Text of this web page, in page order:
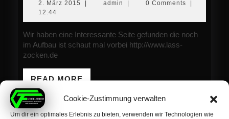
Cookie-Zustimmung verwalten
Um dir ein optimales Erlebnis zu bieten, verwenden wir Technologien wie
2. März 2015 2.
2015
admin admin 0 Comments
12:44
Wir haben eine Interessante Seite gefunden die noch
im Aufbau ist schaut mal vorbei http://www.lass-
zocken.de
READ MORE READ